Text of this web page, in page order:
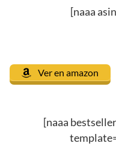
[naaa
Ver en amazon
[naaa